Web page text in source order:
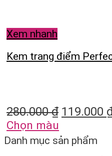
Xem nhanh
Kem trang điểm
280.000₫ 119.000
Chọn màu
Danh mục sản phẩm